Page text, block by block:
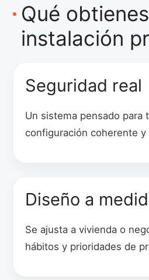
Qué
instalación
Seguridad real
Un sistema pensado para
configuración coherente y
Diseño a
Se ajusta a vivienda o
hábitos y prioridades de